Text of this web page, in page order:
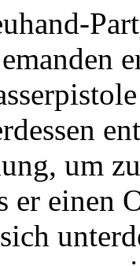
um
er einen